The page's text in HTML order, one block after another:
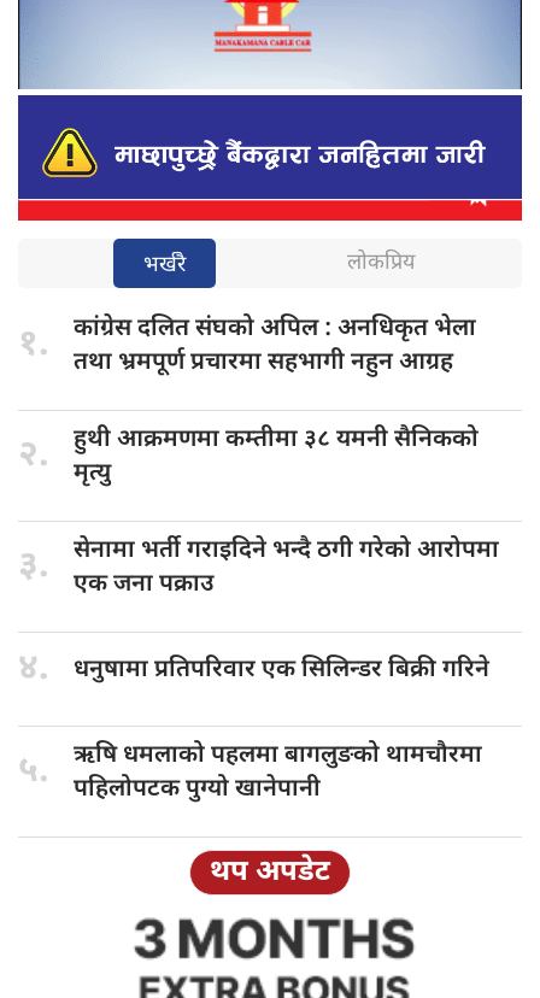
भर्खरै लोकप्रिय
१. कांग्रेस दलितसंघको अपिल : अनधिकृत भेला
तथा भ्रमपूर्ण प्रचारमा सहभागी नहुन आग्रह
२. हुथी आक्रमणमाकम्तीमा ३८ यमनी सैनिकको
मृत्यु
३. सेनामा भर्तीगराइदिने भन्दै ठगी गरेको आरोपमा
एक जना पक्राउ
४. धनुषामा प्रतिपरिवारएक सिलिन्डर बिक्री गरिने
५. ऋषि धमलाकोपहलमा बागलुङको थामचौरमा
पहिलोपटक पुग्यो खानेपानी
थप अपडेट